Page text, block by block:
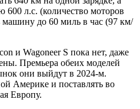
600 л.с. (количество моторов
машину до 60 миль в час (97 км/
и Wagoneer S пока нет, даже
Премьера обеих моделей
они выйдут в 2024-м.
Америке и поставлять во
Европу.